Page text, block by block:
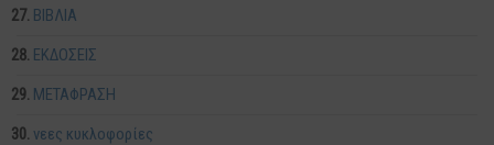
ΒΙΒΛΙΑ
ΕΚΔΟΣΕΙΣ
ΜΕΤΑΦΡΑΣΗ
νεες κυκλοφορίες